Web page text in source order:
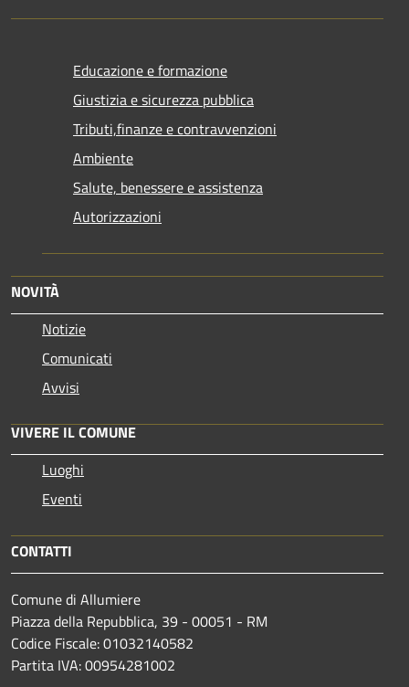
Educazione e formazione
Giustizia e sicurezza pubblica
Tributi,finanze e contravvenzioni
Ambiente
Salute, benessere e assistenza
Autorizzazioni
NOVITÀ
Notizie
Comunicati
Avvisi
VIVERE IL COMUNE
Luoghi
Eventi
CONTATTI
Comune di Allumiere
Piazza della Repubblica, 39 - 00051 - RM
Codice Fiscale: 01032140582
Partita IVA: 00954281002